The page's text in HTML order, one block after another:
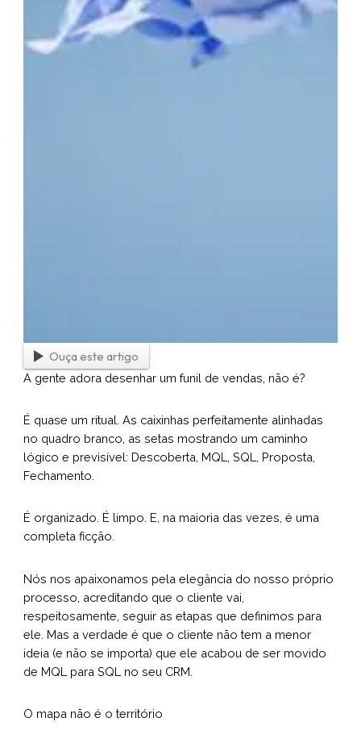
Ouça este artigo
A gente adora desenhar um funil de vendas, não é?
É quase um ritual. As caixinhas perfeitamente alinhadas
no quadro branco, as setas mostrando um caminho
lógico e previsível: Descoberta, MQL, SQL, Proposta,
Fechamento.
É organizado. É limpo. E, na maioria das vezes, é uma
completa ficção.
Nós nos apaixonamos pela elegância do nosso próprio
processo, acreditando que o cliente vai,
respeitosamente, seguir as etapas que definimos para
ele. Mas a verdade é que o cliente não tem a menor
ideia (e não se importa) que ele acabou de ser movido
de MQL para SQL no seu CRM.
O mapa não é o território